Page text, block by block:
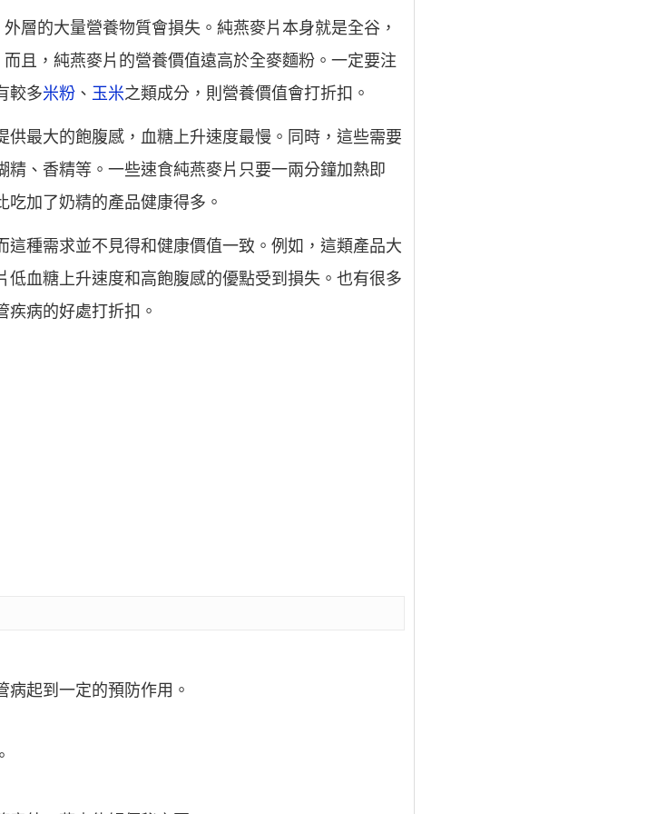
層的大量營養物質會損失。純燕麥片本身就是全谷，
且，純燕麥片的營養價值遠高於全麥麵粉。一定要注
較多米粉 、 玉米之類成分，則營養價值會打折扣。
最大的飽腹感，血糖上升速度最慢。同時，這些需要
精、香精等。一些速食純燕麥片只要一兩分鐘加熱即
加了奶精的產品健康得多。
種需求並不見得和健康價值一致。例如，這類產品大
血糖上升速度和高飽腹感的優點受到損失。也有很多
疾病的好處打折扣。
病起到一定的預防作用。